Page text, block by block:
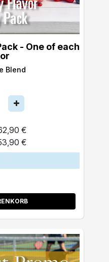
- One of each
Blend
€
€